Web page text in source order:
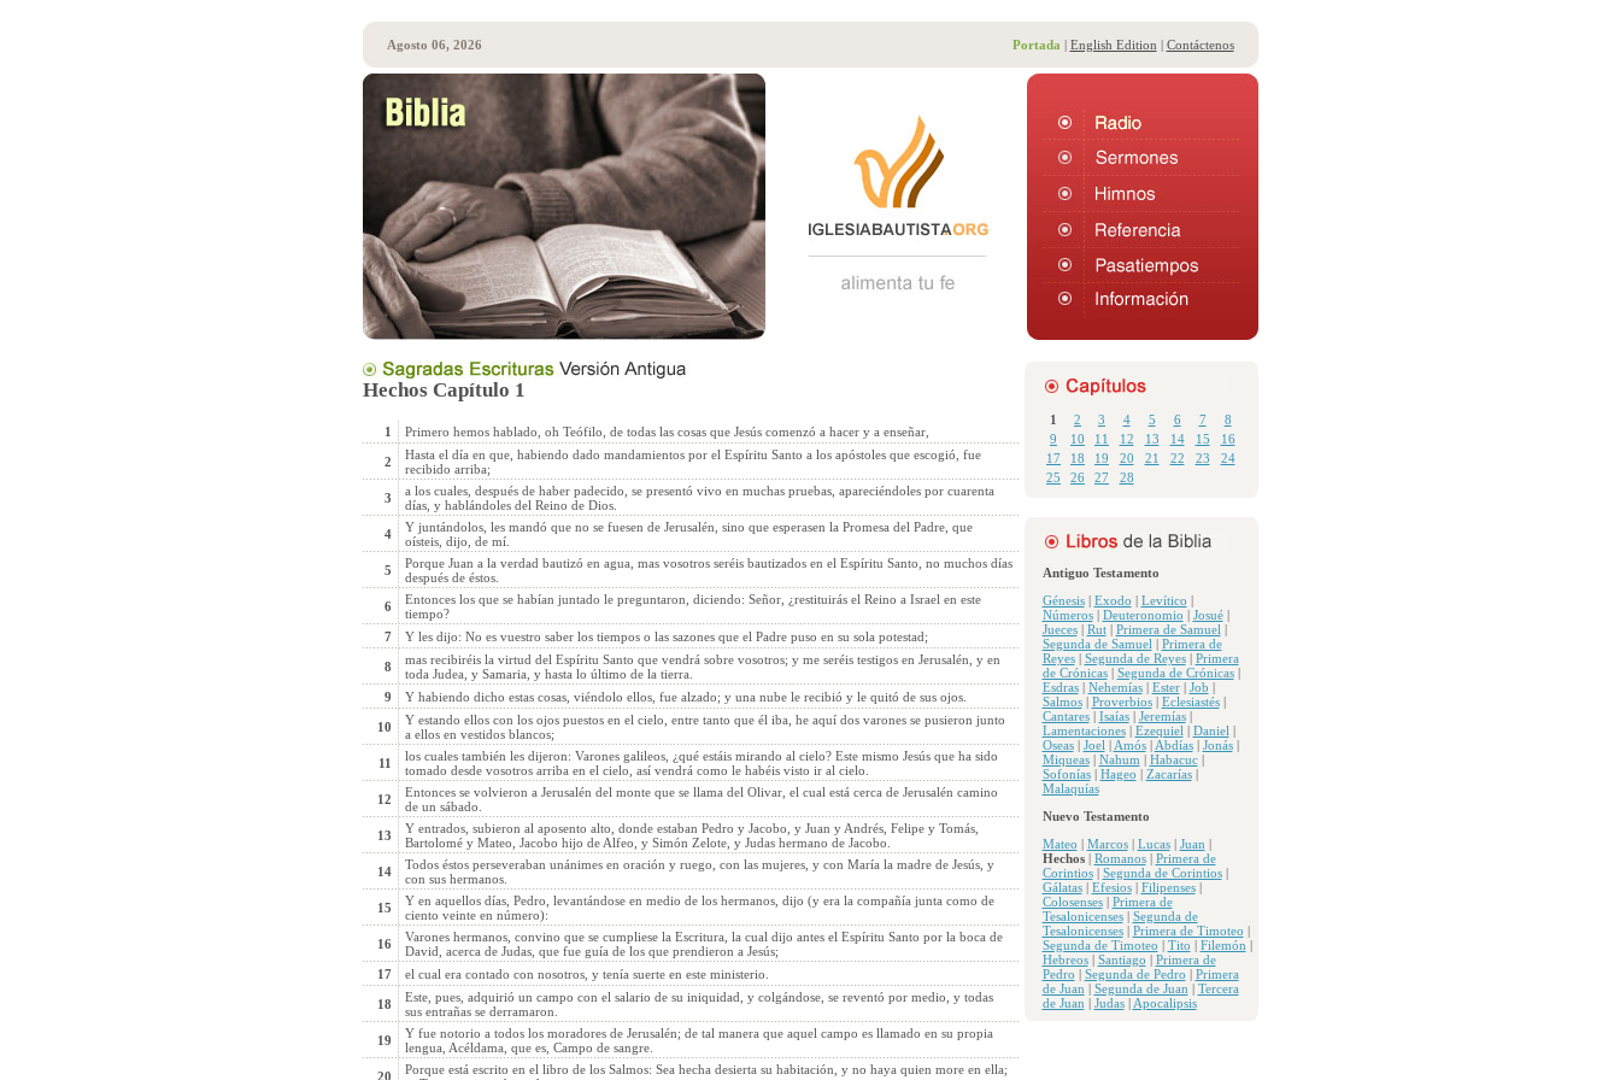
Agosto 06, 2026 Portada | English Edition | Contáctenos
1 2 3 4 5 6 7
8
9
10 11 12 13 14 15
16
17
18 19 20 21 22 23
24
25
26 27 28
Antiguo Testamento
Génesis| Exodo | Levítico |
Números| Deuteronomio | Josué|
Jueces| Rut| Primera de Samuel |
Segunda de Samuel | Primera de
Reyes| Segunda de Reyes| Primera
de Crónicas| Segunda de Crónicas|
Esdras| Nehemías| Ester| Job |
Salmos| Proverbios| Eclesiastés|
Cantares| Isaías| Jeremías|
Lamentaciones| Ezequiel | Daniel |
Oseas| Joel | Amós| Abdías| Jonás|
Miqueas| Nahum | Habacuc|
Sofonías| Hageo | Zacarías|
Malaquías
Nuevo Testamento
Mateo | Marcos| Lucas| Juan |
Hechos| Romanos| Primera de
Corintios| Segunda de Corintios|
Gálatas| Efesios| Filipenses|
Colosenses| Primera de
Tesalonicenses| Segunda de
Tesalonicenses| Primera de Timoteo |
Segunda de Timoteo | Tito | Filemón |
Hebreos| Santiago | Primera de
Pedro | Segunda de Pedro | Primera
de Juan | Segunda de Juan | Tercera
de Juan | Judas| Apocalipsis
Hechos Capítulo 1
1 Primero hemos hablado, oh Teófilo, de todas las cosas que Jesús comenzó a hacer y a enseñar,
2
Hasta el día en que, habiendo dado mandamientos por el Espíritu Santo a los apóstoles que escogió, fue
recibido arriba;
3
a los cuales, después de haber padecido, se presentó vivo en muchas pruebas, apareciéndoles por cuarenta
días, y hablándoles del Reino de Dios.
4
Y juntándolos, les mandó que no se fuesen de Jerusalén, sino que esperasen la Promesa del Padre, que
oísteis, dijo, de mí.
5
Porque Juan a la verdad bautizó en agua, mas vosotros seréis bautizados en el Espíritu Santo, no muchos días
después de éstos.
6
Entonces los que se habían juntado le preguntaron, diciendo: Señor, ¿restituirás el Reino a Israel en este
tiempo?
7
Y les dijo: No es vuestro saber los tiempos o las sazones que el Padre puso en su sola potestad;
8
mas recibiréis la virtud del Espíritu Santo que vendrá sobre vosotros; y me seréis testigos en Jerusalén, y en
toda Judea, y Samaria, y hasta lo último de la tierra.
9
Y habiendo dicho estas cosas, viéndolo ellos, fue alzado; y una nube le recibió y le quitó de sus ojos.
10
Y estando ellos con los ojos puestos en el cielo, entre tanto que él iba, he aquí dos varones se pusieron junto
a ellos en vestidos blancos;
11
los cuales también les dijeron: Varones galileos, ¿qué estáis mirando al cielo? Este mismo Jesús que ha sido
tomado desde vosotros arriba en el cielo, así vendrá como le habéis visto ir al cielo.
12
Entonces se volvieron a Jerusalén del monte que se llama del Olivar, el cual está cerca de Jerusalén camino
de un sábado.
13
Y entrados, subieron al aposento alto, donde estaban Pedro y Jacobo, y Juan y Andrés, Felipe y Tomás,
Bartolomé y Mateo, Jacobo hijo de Alfeo, y Simón Zelote, y Judas hermano de Jacobo.
14
Todos éstos perseveraban unánimes en oración y ruego, con las mujeres, y con María la madre de Jesús, y
con sus hermanos.
15
Y en aquellos días, Pedro, levantándose en medio de los hermanos, dijo (y era la compañía junta como de
ciento veinte en número):
16
Varones hermanos, convino que se cumpliese la Escritura, la cual dijo antes el Espíritu Santo por la boca de
David, acerca de Judas, que fue guía de los que prendieron a Jesús;
17
el cual era contado con nosotros, y tenía suerte en este ministerio.
18
Este, pues, adquirió un campo con el salario de su iniquidad, y colgándose, se reventó por medio, y todas
sus entrañas se derramaron.
19
Y fue notorio a todos los moradores de Jerusalén; de tal manera que aquel campo es llamado en su propia
lengua, Acéldama, que es, Campo de sangre.
20
Porque está escrito en el libro de los Salmos: Sea hecha desierta su habitación, y no haya quien more en ella;